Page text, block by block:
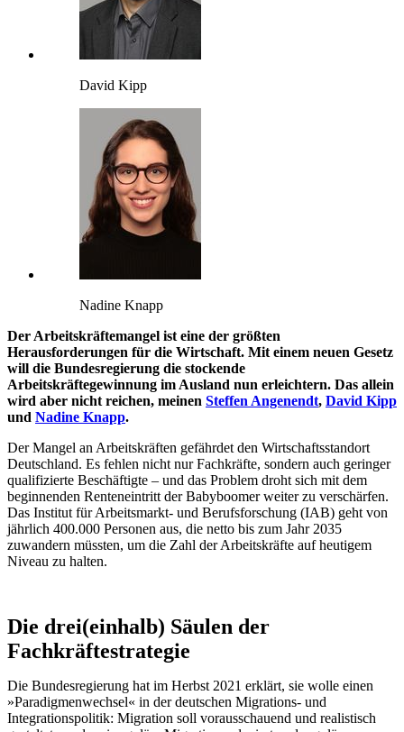
David Kipp
Nadine Knapp
Der Arbeitskräftemangel ist eine der größten
Herausforderungen für die Wirtschaft. Mit einem neuen Gesetz
will die Bundesregierung die stockende
Arbeitskräftegewinnung im Ausland nun erleichtern. Das allein
wird aber nicht reichen, meinen Steffen Angenendt, David Kipp
und Nadine Knapp.
Der Mangel an Arbeitskräften gefährdet den Wirtschaftsstandort
Deutschland. Es fehlen nicht nur Fachkräfte, sondern auch geringer
qualifizierte Beschäftigte – und das Problem droht sich mit dem
beginnenden Renteneintritt der Babyboomer weiter zu verschärfen.
Das Institut für Arbeitsmarkt- und Berufsforschung (IAB) geht von
jährlich 400.000 Personen aus, die netto bis zum Jahr 2035
zuwandern müssten, um die Zahl der Arbeitskräfte auf heutigem
Niveau zu halten.
Die drei(einhalb) Säulen der
Fachkräftestrategie
Die Bundesregierung hat im Herbst 2021 erklärt, sie wolle einen
»Paradigmenwechsel« in der deutschen Migrations- und
Integrationspolitik: Migration soll vorausschauend und realistisch